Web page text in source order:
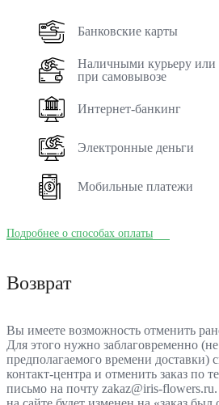
Банковские карты
Наличными курьеру или
при самовывозе
Интернет-банкинг
Электронные деньги
Мобильные платежи
Подробнее о способах оплаты
Возврат
Вы имеете возможность отменить
Для этого нужно заблаговременно
предполагаемого времени доставки)
контакт-центра и отменить заказ по
письмо на почту zakaz@iris-flowers.ru.